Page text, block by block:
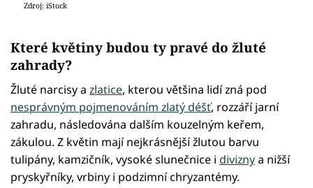
Zdroj: iStock
Které květiny budou ty pravé do žluté
zahrady?
Žluté narcisy a zlatice, kterou většina lidí zná pod
nesprávným pojmenováním zlatý déšť, rozzáří jarní
zahradu, následována dalším kouzelným keřem,
zákulou. Z květin mají nejkrásnější žlutou barvu
tulipány, kamzičník, vysoké slunečnice i diviznya nižší
pryskyřníky, vrbiny i podzimní chryzantémy.